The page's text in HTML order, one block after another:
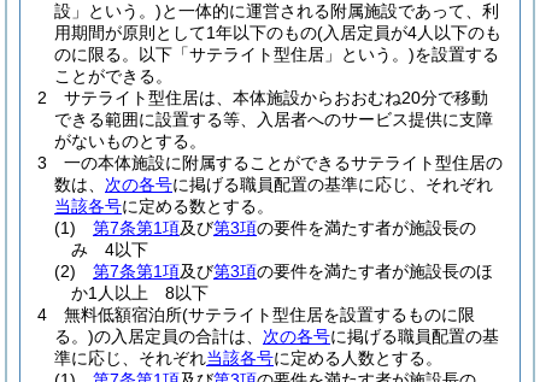
設」という。)と一体的に運営される附属施設であって、利
用期間が原則として1年以下のもの(入居定員が4人以下のも
のに限る。以下「サテライト型住居」という。)を設置する
ことができる。
2
サテライト型住居は、本体施設からおおむね20分で移動
できる範囲に設置する等、入居者へのサービス提供に支障
がないものとする。
3
一の本体施設に附属することができるサテライト型住居の
数は、 次の各号に掲げる職員配置の基準に応じ、それぞれ
当該各号に定める数とする。
(1)
第7条第1項及び第3項の要件を満たす者が施設長の
み 4以下
(2)
第7条第1項及び第3項の要件を満たす者が施設長のほ
か1人以上 8以下
4
無料低額宿泊所(サテライト型住居を設置するものに限
る。)の入居定員の合計は、 次の各号に掲げる職員配置の基
準に応じ、それぞれ当該各号に定める人数とする。